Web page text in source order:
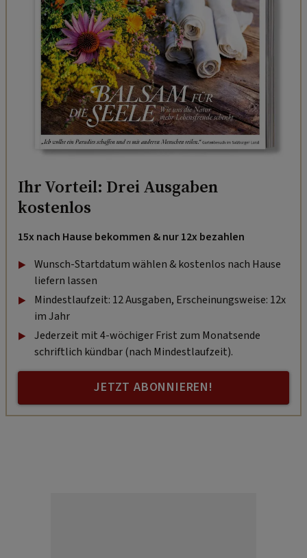
Ihr Vorteil: Drei Ausgaben
kostenlos
15x nach Hause bekommen & nur 12x bezahlen
Wunsch-Startdatum wählen & kostenlos nach Hause
liefern lassen
Mindestlaufzeit: 12 Ausgaben, Erscheinungsweise: 12x
im Jahr
Jederzeit mit 4-wöchiger Frist zum Monatsende
schriftlich kündbar (nach Mindestlaufzeit).
JETZT ABONNIEREN!